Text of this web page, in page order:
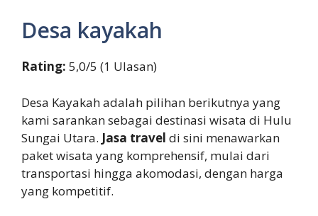
Desa kayakah
Rating: 5,0/5 (1 Ulasan)
Desa Kayakah adalah pilihan berikutnya yang
kami sarankan sebagai destinasi wisata di Hulu
Sungai Utara. Jasa travel di sini menawarkan
paket wisata yang komprehensif, mulai dari
transportasi hingga akomodasi, dengan harga
yang kompetitif.